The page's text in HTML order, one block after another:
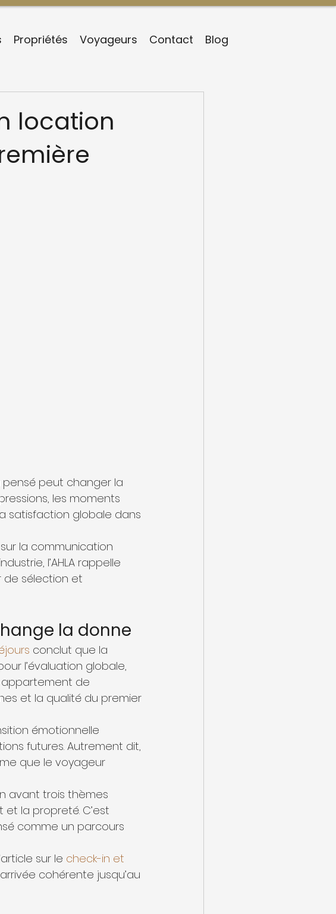
Propriétés Voyageurs Contact Blog
location
pensé peut changer la
les moments
satisfaction globale dans
la communication
l’AHLA rappelle
de sélection et
la donne
conclut que la
l’évaluation globale,
appartement de
et la qualité du premier
émotionnelle
futures. Autrement dit,
que le voyageur
avant trois thèmes
la propreté. C’est
comme un parcours
sur le check-in et
cohérente jusqu’au